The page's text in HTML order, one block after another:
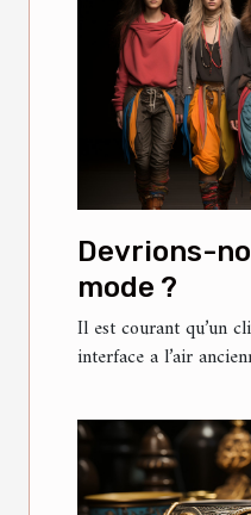
Devrions-
mode ?
Il est courant qu’un
interface a l’air